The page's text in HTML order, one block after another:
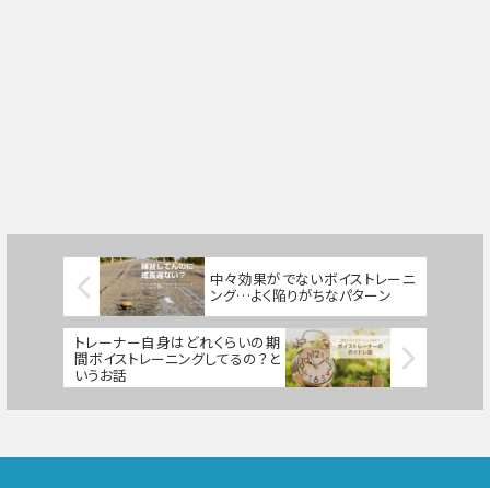
中々効果がでないボイストレーニ
ング…よく陥りがちなパターン
トレーナー自身はどれくらいの期
間ボイストレーニングしてるの？と
いうお話